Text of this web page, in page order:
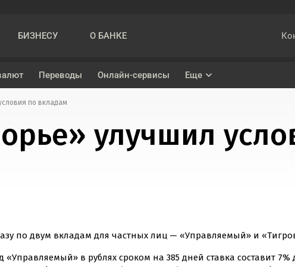
БИЗНЕСУ О БАНКЕ
Переводы Онлайн-сервисы Еще
Рефинансирование
Вклад «Подарок»
при проведении трансграничных переводов
по вкладам
улучшил
по двум вкладам для частных лиц — «Управляемый» и
в рублях сроком на 385 дней ставка составит